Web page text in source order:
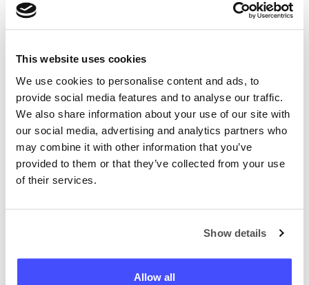
This website uses cookies
We use cookies to personalise content and ads, to
provide social media features and to analyse our traffic.
We also share information about your use of our site with
our social media, advertising and analytics partners who
may combine it with other information that you’ve
provided to them or that they’ve collected from your use
of their services.
Show details
Allow all
FAQs
Onko laillista paikantaa kolmas
osapuoli?
Kuinka tarkka se on?